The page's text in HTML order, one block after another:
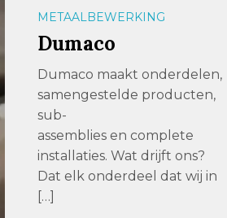
OPSLAGSYSTEMEN
Remmert GmbH
Wij zijn gespecialiseerd in
geautomatiseerde opslag-
en logistieke systemen. Wij
weten hoe we zware […]